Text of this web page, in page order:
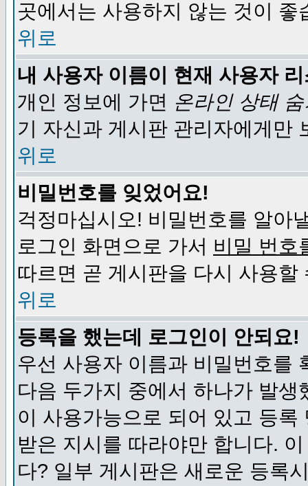
곳에서는 사용하지 않는 것이 좋
위로
내 사용자 이름이 현재 사용자
개인 정보에 가면 온라인 상태
기 자신과 게시판 관리자에게만
위로
비밀번호를 잊었어요!
걱정마십시오! 비밀번호를 알아
로그인 화면으로 가서 비밀 번호
따르면 곧 게시판을 다시 사용할
위로
등록을 했는데 로그인이 안되요!
우선 사용자 이름과 비밀번호를
다음 두가지 중에서 하나가 발
이 사용가능으로 되어 있고 등
받은 지시를 따라야만 합니다.
다? 일부 게시판은 새로운 등록